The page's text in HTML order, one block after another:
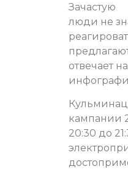
Зачастую
люди не
отвечает
кампании
20:30 до